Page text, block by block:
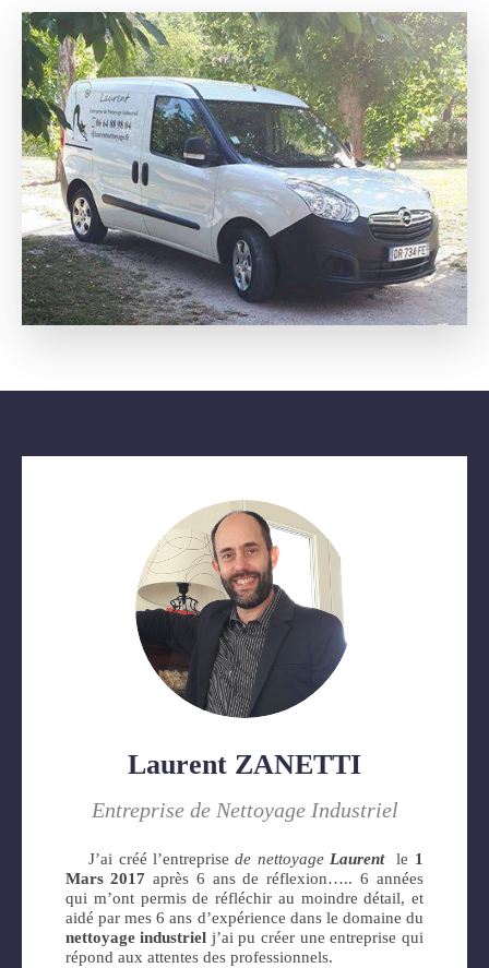
Laurent ZANETTI
Entreprise de Nettoyage Industriel
J’ai créé l’entreprise de nettoyage Laurent le 1
Mars 2017 après 6 ans de réflexion….. 6 années
qui m’ont permis de réfléchir au moindre détail, et
aidé par mes 6 ans d’expérience dans le domaine du
nettoyage industriel j’ai pu créer une entreprise qui
répond aux attentes des professionnels.